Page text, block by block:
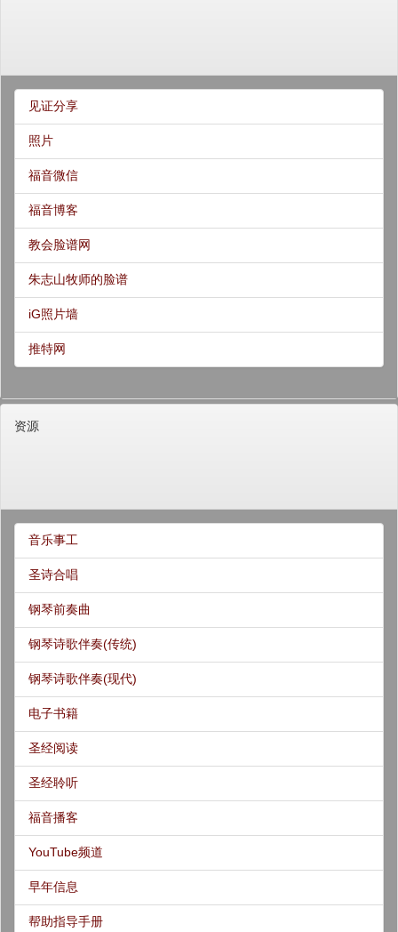
见证分享
照片
福音微信
福音博客
教会脸谱网
朱志山牧师的脸谱
iG照片墙
推特网
资源
音乐事工
圣诗合唱
钢琴前奏曲
钢琴诗歌伴奏(传统)
钢琴诗歌伴奏(现代)
电子书籍
圣经阅读
圣经聆听
福音播客
YouTube频道
早年信息
帮助指导手册